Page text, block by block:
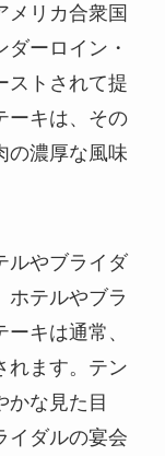
メリカ合衆国
ーロイン・
ストされて提
ーキは、その
の濃厚な風味
ルやブライダ
ホテルやブラ
キは通常、
れます。テン
かな見た目
イダルの宴会